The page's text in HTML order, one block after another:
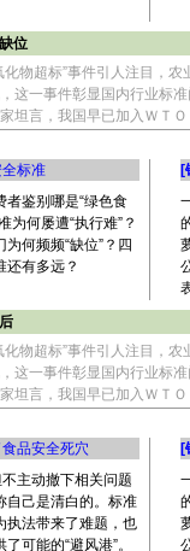
位
物超标”事件引人注目，
这一事件彰显国内行业标
坦言，我国早已加入ＷＴ
全标准 [
者鉴别哪是“绿色食
为何屡遭“执行难”？
何频频“缺位”？四
还有多远？
物超标”事件引人注目，
这一事件彰显国内行业标
坦言，我国早已加入ＷＴ
品安全死穴 [
主动撤下相关问题
自己是清白的。标准
执法带来了难题，也
可能的“避风港”。